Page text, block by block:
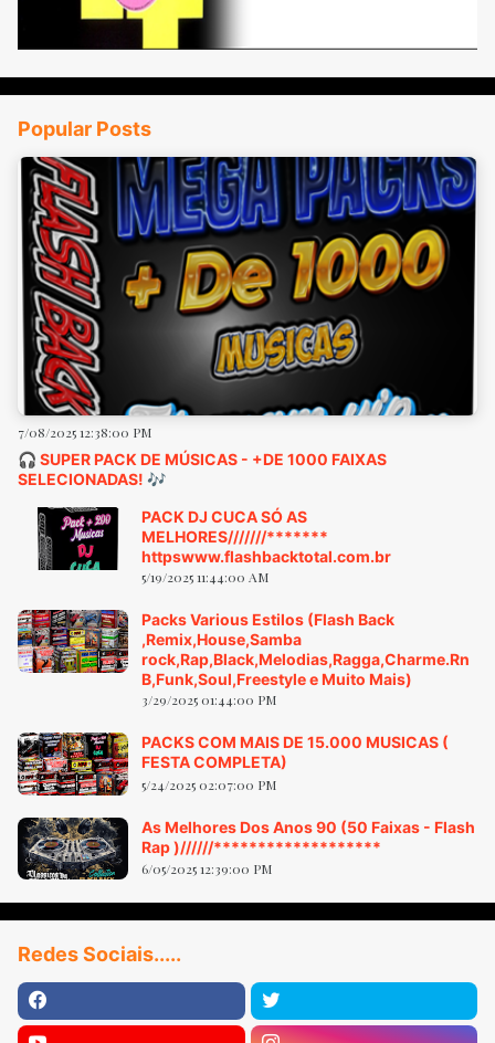
Popular Posts
🎧 SUPER PACK DE MÚSICAS - +DE 1000 FAIXAS
SELECIONADAS! 🎶
7/08/2025 12:38:00 PM
PACK DJ CUCA SÓ AS
MELHORES///////*******
httpswww.flashbacktotal.com.br
5/19/2025 11:44:00 AM
Packs Various Estilos (Flash Back
,Remix,House,Samba
rock,Rap,Black,Melodias,Ragga,Charme.Rn
B,Funk,Soul,Freestyle e Muito Mais)
3/29/2025 01:44:00 PM
PACKS COM MAIS DE 15.000 MUSICAS (
FESTA COMPLETA)
5/24/2025 02:07:00 PM
As Melhores Dos Anos 90 (50 Faixas - Flash
Rap )//////*******************
6/05/2025 12:39:00 PM
Redes Sociais.....